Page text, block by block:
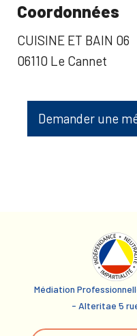
Coordonnées
CUISINE ET BAIN 06
06110 Le Cannet
Demander une
Médiation
- Alteritae 5